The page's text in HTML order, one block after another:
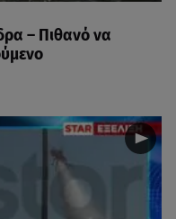
– Πιθανό να